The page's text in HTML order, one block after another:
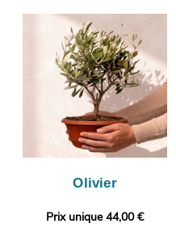
Olivier
Prix unique 44,00 €